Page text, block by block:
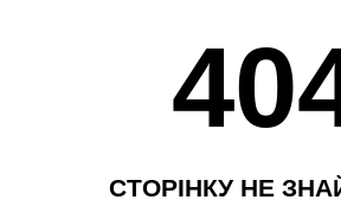
СТОРІНКУ НЕ ЗНА